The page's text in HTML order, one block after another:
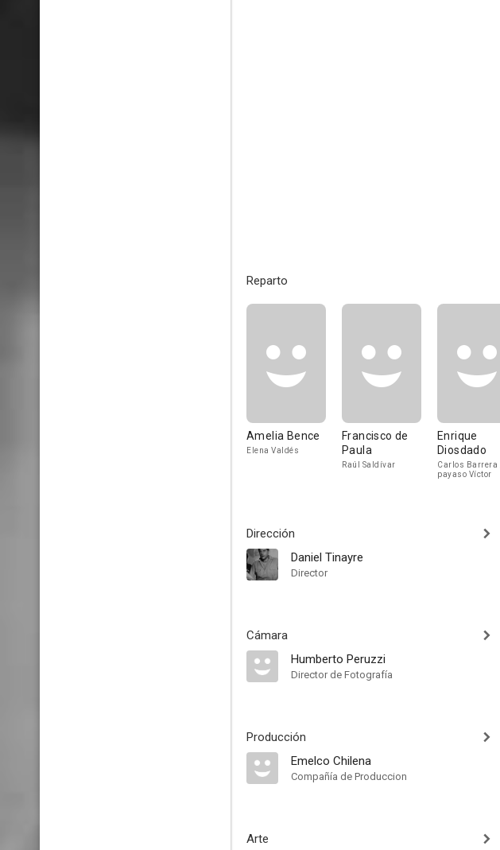
Reparto
Amelia Bence
Elena Valdés
Francisco de
Paula
Raúl Saldívar
Enrique
Diosdado
Carlos Barrera
payaso Víctor
Dirección
Daniel Tinayre
Director
Cámara
Humberto Peruzzi
Director de Fotografía
Producción
Emelco Chilena
Compañía de Produccion
Arte